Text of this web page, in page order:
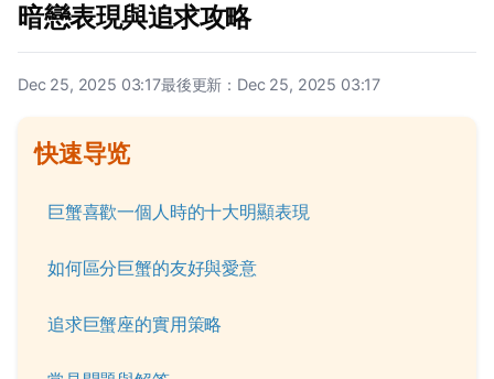
暗戀表現與追求攻略
Dec 25, 2025 03:17最後更新：Dec 25, 2025 03:17
快速导览
巨蟹喜歡一個人時的十大明顯表現
如何區分巨蟹的友好與愛意
追求巨蟹座的實用策略